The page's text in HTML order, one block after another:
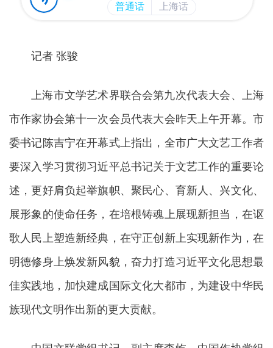
记者 张骏
上海市文学艺术界联合会第九次代表大会、上海
市作家协会第十一次会员代表大会昨天上午开幕。市
委书记陈吉宁在开幕式上指出，全市广大文艺工作者
要深入学习贯彻习近平总书记关于文艺工作的重要论
述，更好肩负起举旗帜、聚民心、育新人、兴文化、
展形象的使命任务，在培根铸魂上展现新担当，在讴
歌人民上塑造新经典，在守正创新上实现新作为，在
明德修身上焕发新风貌，奋力打造习近平文化思想最
佳实践地，加快建成国际文化大都市，为建设中华民
族现代文明作出新的更大贡献。